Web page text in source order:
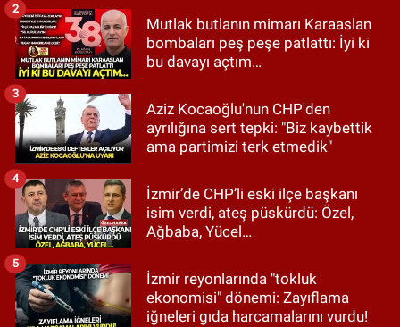
Mutlak butlanın mimarı Karaaslan
bombaları peş peşe patlattı: İyi ki
bu davayı açtım…
2
Aziz Kocaoğlu'nun CHP'den
ayrılığına sert tepki: "Biz kaybettik
ama partimizi terk etmedik"
3
İzmir’de CHP’li eski ilçe başkanı
isim verdi, ateş püskürdü: Özel,
Ağbaba, Yücel…
4
İzmir reyonlarında "tokluk
ekonomisi" dönemi: Zayıflama
iğneleri gıda harcamalarını vurdu!
5